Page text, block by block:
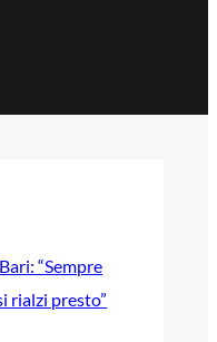
“Sempre
rialzi presto”